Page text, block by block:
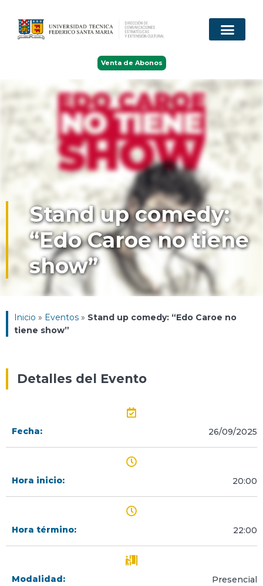
Venta de Abonos
Stand up comedy:
“Edo Caroe no tiene
show”
Inicio » Eventos » Stand up comedy: “Edo Caroe no
tiene show”
Detalles del Evento
Fecha: 26/09/2025
Hora inicio: 20:00
Hora término: 22:00
Modalidad: Presencial